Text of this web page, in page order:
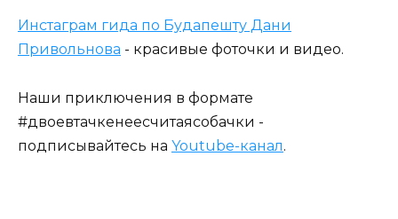
Инстаграм гида по Будапешту Дани
Привольнова - красивые фоточки и видео.
Наши приключения в формате
#двоевтачкенеесчитаясобачки -
подписывайтесь на Youtube-канал.